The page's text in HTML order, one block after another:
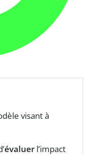
visant à
évaluer l’impact